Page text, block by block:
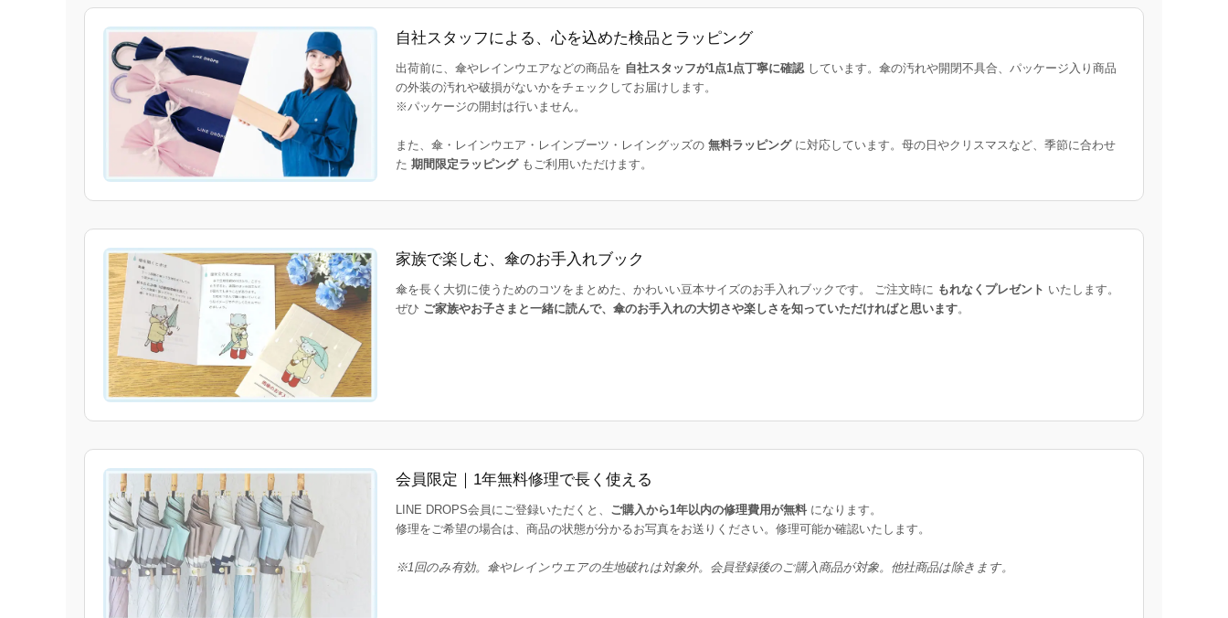
自社スタッフによる、心を込めた検品とラッピング
出荷前に、傘やレインウエアなどの商品を 自社スタッフが1点1点丁寧に確認しています。傘の汚れや開閉不具合、パッケージ入り商品
の外装の汚れや破損がないかをチェックしてお届けします。
※パッケージの開封は行いません。
また、傘・レインウエア・レインブーツ・レイングッズの 無料ラッピングに対応しています。母の日やクリスマスなど、季節に合わせ
た 期間限定ラッピングもご利用いただけます。
家族で楽しむ、傘のお手入れブック
傘を長く大切に使うためのコツをまとめた、かわいい豆本サイズのお手入れブックです。 ご注文時に もれなくプレゼント いたします。
ぜひ ご家族やお子さまと一緒に読んで、傘のお手入れの大切さや楽しさを知っていただければと思います。
会員限定｜1年無料修理で長く使える
LINE DROPS会員にご登録いただくと、 ご購入から1年以内の修理費用が無料になります。
修理をご希望の場合は、商品の状態が分かるお写真をお送りください。修理可能か確認いたします。
※1回のみ有効。傘やレインウエアの生地破れは対象外。会員登録後のご購入商品が対象。他社商品は除きます。